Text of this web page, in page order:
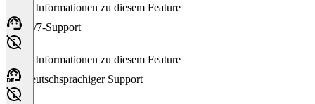
Keine Informationen zu diesem Feature
24/7-Support
Keine Informationen zu diesem Feature
Deutschsprachiger Support